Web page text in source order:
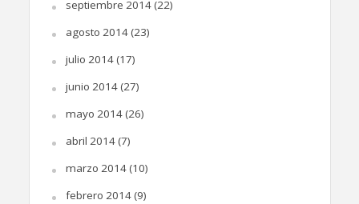
septiembre 2014(22)
agosto 2014(23)
julio 2014(17)
junio 2014(27)
mayo 2014(26)
abril 2014(7)
marzo 2014(10)
febrero 2014(9)